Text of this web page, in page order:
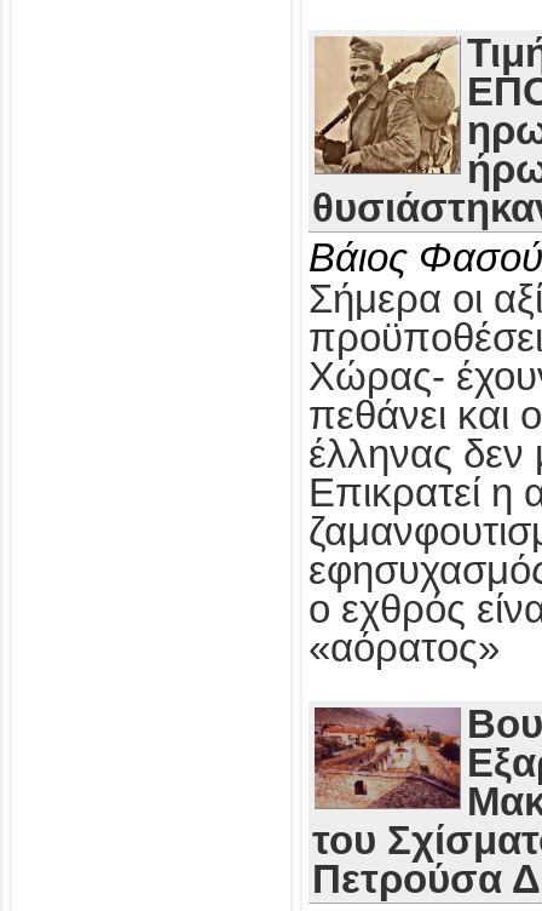
Βάιος
Σήμερα οι
Χώρας-
πεθάνει και
έλληνας δεν
Επικρατεί η
ο εχθρός
«αόρατος»
του
Πετρούσα